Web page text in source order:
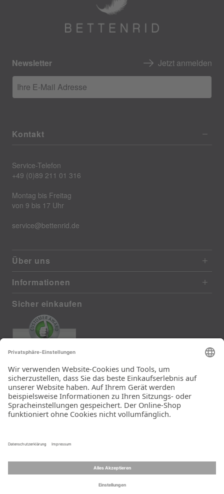
Newsletter Jetzt anmelden
Ihre E-Mail Adresse
Kontakt
Service-Telefon
+49 (0)89 211 01 316
Montag bis Freitag
von 9 bis 17 Uhr
service@bettenrid.de
Über uns
Informationen
Sicher einkaufen
385 reviews from real customers
(last 12 months)
Total: 11283
Die Auswahl und die
Einfachheit der
Bestellung.